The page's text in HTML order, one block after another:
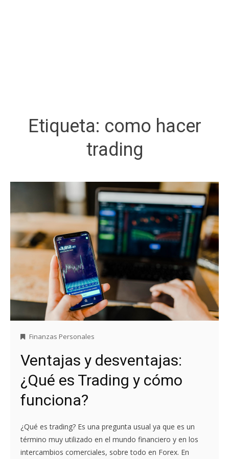
Etiqueta: como hacer
trading
Finanzas Personales
Ventajas y desventajas:
¿Qué es Trading y cómo
funciona?
¿Qué es trading? Es una pregunta usual ya que es un
término muy utilizado en el mundo financiero y en los
intercambios comerciales, sobre todo en Forex. En